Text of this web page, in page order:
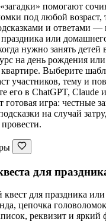
помогают
под любой возраст,
и ответами —
или
нужно занять детей
на день рождения или
Выберите
участников, тему и
его в ChatGPT, Claude
готовая игра: честные
на случай
для
квест для праздника
цепочка
реквизит и яркий